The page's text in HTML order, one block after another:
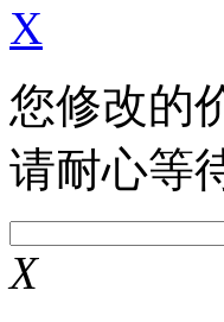
X
您修改的
请耐心等
X